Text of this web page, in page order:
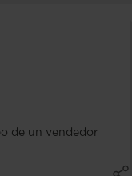
de un vendedor